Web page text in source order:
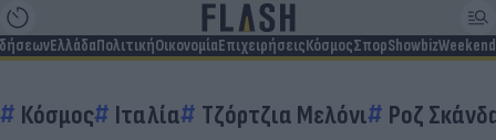
ΕλλάδαΠολιτικήΟικονομίαΕπιχειρήσειςΚόσμοςΣπορShowbizWeekend
Κόσμος Ιταλία Τζόρτζια Μελόνι Ροζ